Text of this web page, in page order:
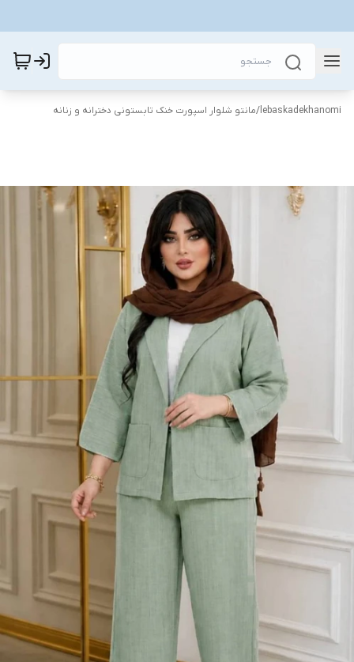
lebaskadekhanomi
/مانتو شلوار اسپورت خنک تابستونی دخترانه و زنانه